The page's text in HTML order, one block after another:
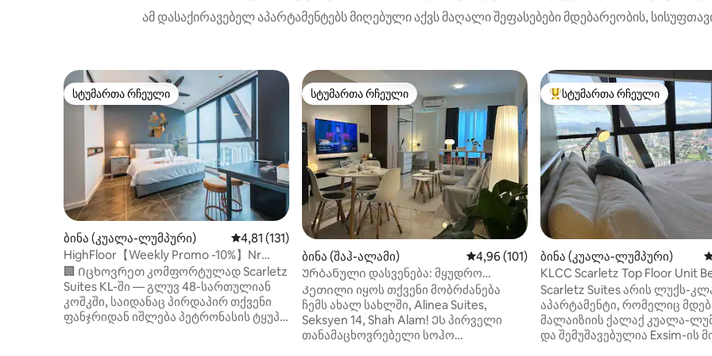
ამ დასაქირავებელ აპარტამენტებს მიღებული აქვს მაღალი შეფასებები მდებარეობის,
სტუმართა რჩეული
სტუმართა რჩეული
ბინა (კუალა-ლუმპური) საშუალო შეფასებაა 5‑დან 4,81, 131 მიმოხილვა
4,81 (131)
HighFloor【Weekly Promo -10%】Nr
KLCC | GYM |SkyPool
🏢 Იცხოვრეთ კომფორტულად Scarletz
Suites KL-ში — გლუვ 48-სართულიან
კოშკში, საიდანაც პირდაპირ თქვენი
ფანჯრიდან იშლება პეტრონასის ტყუპი
სტუმართა რჩეული
სტუმართა რჩეული
ბინა (შაჰ-ალამი) საშუალო შეფასებაა 5‑დან 4,96, 101
4,96 (101)
Ურბანული დასვენება: მყუდრო
თანამედროვე აპარტამენტი PS5-თან
და Netflix-თან ერთად
Კეთილი იყოს თქვენი მობრძანება
ჩემს ახალ სახლში, Alinea Suites,
Seksyen 14, Shah Alam! Ეს პირველი
თანამაცხოვრებელი სოჰო
სტუმართა რჩეული მოწინავე
სტუმართა რჩეული
ბინა (კუალა-ლუმპური)
KLCC Scarletz Top Floor Unit
Modern &Nature
Scarletz Suites არის ლუქს-
აპარტამენტი, რომელიც
მალაიზიის ქალაქ კუალა-
და შემუშავებულია Exsim-ის